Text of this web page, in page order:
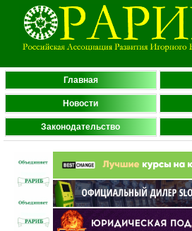
Главная
Новости
Законодательство